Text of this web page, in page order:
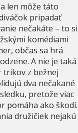
len môže táto
pripadať
nečakáte – to si
komédiami
občas sa hrá
A nie je taká
trikov z bežnej
dva nečakané
pretože viac
pomáha ako škodí.
družičiek nejakú